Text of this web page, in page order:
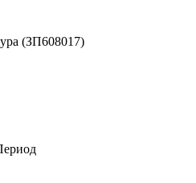
(ЗП608017)